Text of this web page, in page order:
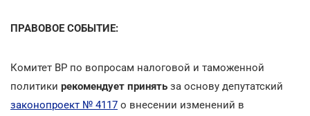
ПРАВОВОЕ СОБЫТИЕ:
Комитет ВР по вопросам налоговой и таможенной
политики рекомендует принять за основу депутатский
законопроект № 4117 о внесении изменений в